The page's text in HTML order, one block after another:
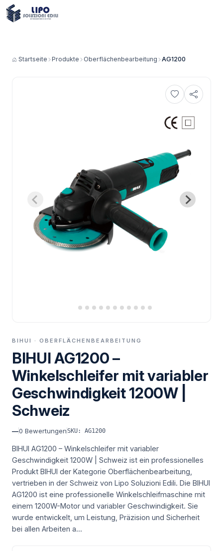
Startseite Produkte Oberflächenbearbeitung AG1200
BIHUI · OBERFLÄCHENBEARBEITUNG
BIHUI AG1200 –
Winkelschleifer mit variabler
Geschwindigkeit 1200W |
Schweiz
—0 BewertungenSKU: AG1200
BIHUI AG1200 – Winkelschleifer mit variabler
Geschwindigkeit 1200W | Schweiz ist ein professionelles
Produkt BIHUI der Kategorie Oberflächenbearbeitung,
vertrieben in der Schweiz von Lipo Soluzioni Edili. Die BIHUI
AG1200 ist eine professionelle Winkelschleifmaschine mit
einem 1200W-Motor und variabler Geschwindigkeit. Sie
wurde entwickelt, um Leistung, Präzision und Sicherheit
bei allen Arbeiten a...